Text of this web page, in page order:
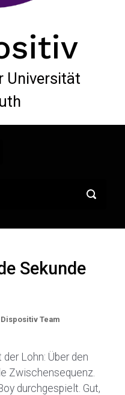
Universität
Sekunde
Dispositiv Team
Lohn: Über den
Zwischensequenz.
durchgespielt. Gut,